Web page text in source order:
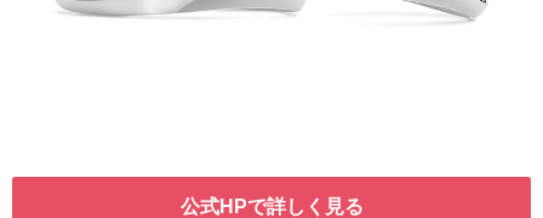
公式HPで詳しく見る